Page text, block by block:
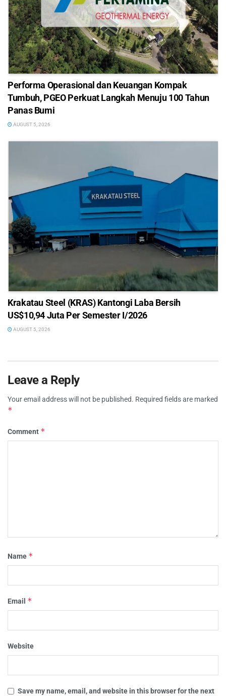
Performa Operasional dan Keuangan Kompak
Tumbuh, PGEO Perkuat Langkah Menuju 100 Tahun
Panas Bumi
AUGUST 5, 2026
Krakatau Steel (KRAS) Kantongi Laba Bersih
US$10,94 Juta Per Semester I/2026
AUGUST 5, 2026
Leave a Reply
Your email address will not be published. Required fields are marked
*
Comment *
Name *
Email *
Website
Save my name, email, and website in this browser for the next